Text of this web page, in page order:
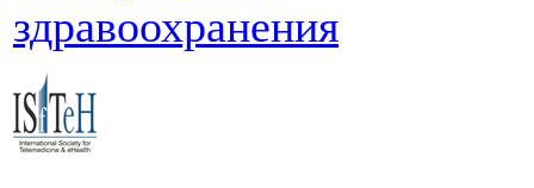
здравоохранения